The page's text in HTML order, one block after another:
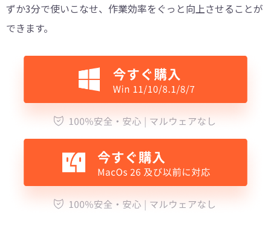
ずか3分で使いこなせ、作業効率をぐっと向上させることが
できます。